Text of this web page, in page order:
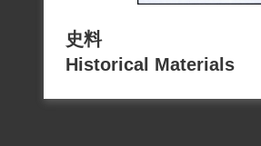
史料
Historical Materials